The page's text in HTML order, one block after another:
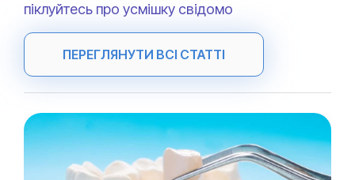
піклуйтесь про усмішку свідомо
ПЕРЕГЛЯНУТИ ВСІ СТАТТІ